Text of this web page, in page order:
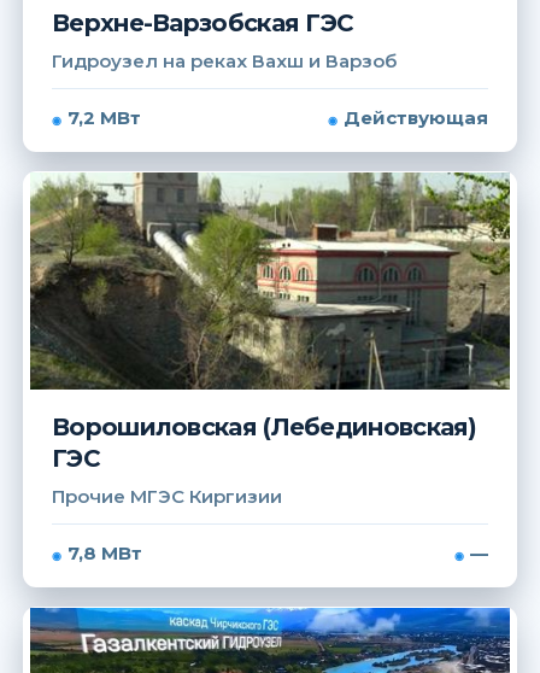
Верхне-Варзобская ГЭС
Гидроузел на реках Вахш и Варзоб
7,2 МВт Действующая
Ворошиловская (Лебединовская)
ГЭС
Прочие МГЭС Киргизии
7,8 МВт —